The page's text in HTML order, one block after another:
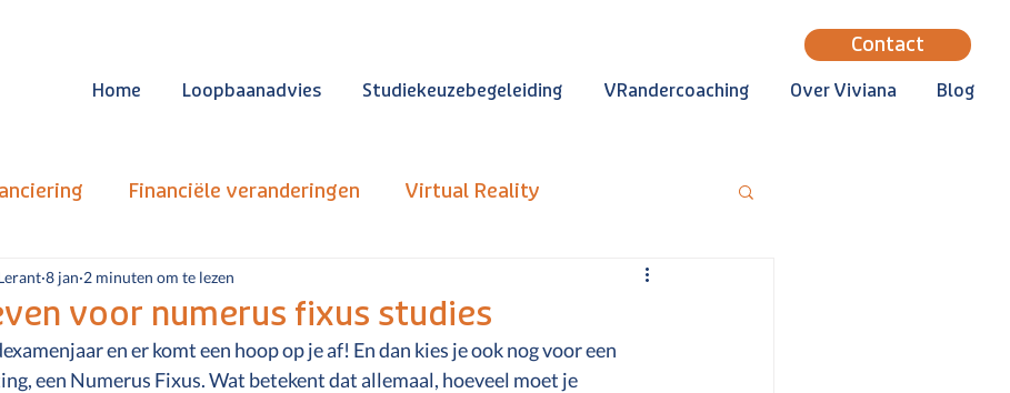
Contact
Home Loopbaanadvies Studiekeuzebegeleiding VRandercoaching Over Viviana Blog
Financiële veranderingen Virtual Reality
Toekomstkamer Studiekeuze mbo, hbo en wo
Vermijden Hoger Onderwijs Carrièrebegeleiding
voor numerus fixus studies
8 jan 2 minuten om te lezen
en er komt een hoop op je af! En dan kies je ook nog voor een
een Numerus Fixus. Wat betekent dat allemaal, hoeveel moet je